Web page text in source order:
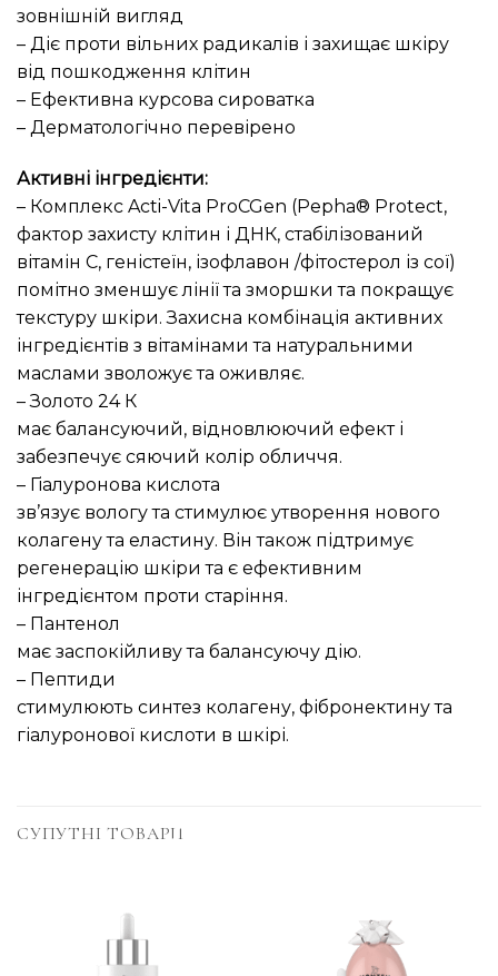
зовнішній вигляд
– Діє проти вільних радикалів і захищає шкіру
від пошкодження клітин
– Ефективна курсова сироватка
– Дерматологічно перевірено
Активні інгредієнти:
– Комплекс Acti-Vita ProCGen (Pepha® Protect,
фактор захисту клітин і ДНК, стабілізований
вітамін С, геністеїн, ізофлавон /фітостерол із сої)
помітно зменшує лінії та зморшки та покращує
текстуру шкіри. Захисна комбінація активних
інгредієнтів з вітамінами та натуральними
маслами зволожує та оживляє.
– Золото 24 К
має балансуючий, відновлюючий ефект і
забезпечує сяючий колір обличчя.
– Гіалуронова кислота
зв’язує вологу та стимулює утворення нового
колагену та еластину. Він також підтримує
регенерацію шкіри та є ефективним
інгредієнтом проти старіння.
– Пантенол
має заспокійливу та балансуючу дію.
– Пептиди
стимулюють синтез колагену, фібронектину та
гіалуронової кислоти в шкірі.
СУПУТНІ ТОВАРИ